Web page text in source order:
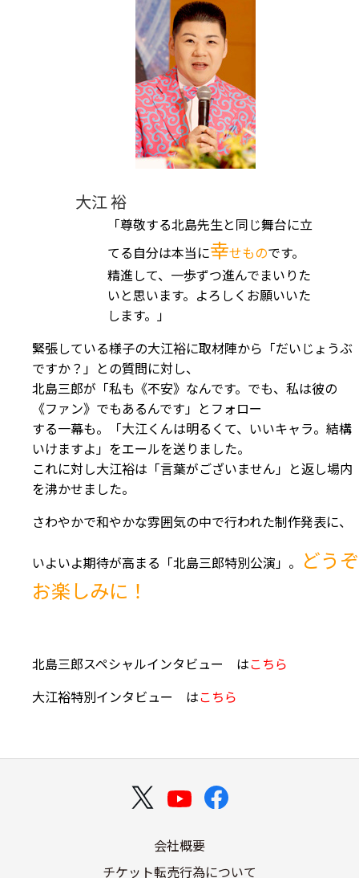
大江 裕
「尊敬する北島先生と同じ舞台に立
てる自分は本当に幸せものです。
精進して、一歩ずつ進んでまいりた
いと思います。よろしくお願いいた
します。」
緊張している様子の大江裕に取材陣から「だいじょうぶ
ですか？」との質問に対し、
北島三郎が「私も《不安》なんです。でも、私は彼の
《ファン》でもあるんです」とフォロー
する一幕も。「大江くんは明るくて、いいキャラ。結構
いけますよ」をエールを送りました。
これに対し大江裕は「言葉がございません」と返し場内
を沸かせました。
さわやかで和やかな雰囲気の中で行われた制作発表に、
いよいよ期待が高まる「北島三郎特別公演」。 どうぞ
お楽しみに！
北島三郎スペシャルインタビュー はこちら
大江裕特別インタビュー はこちら
会社概要
チケット転売行為について